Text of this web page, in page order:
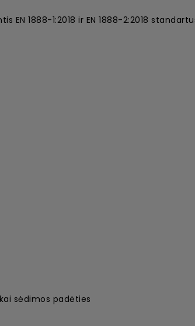
1888-1:2018 ir EN 1888-2:2018
sėdimos padėties